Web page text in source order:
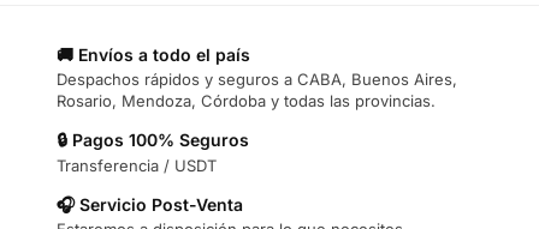
🚚 Envíos a todo el país
Despachos rápidos y seguros a CABA, Buenos Aires,
Rosario, Mendoza, Córdoba y todas las provincias.
🔒 Pagos 100% Seguros
Transferencia / USDT
🎧 Servicio Post-Venta